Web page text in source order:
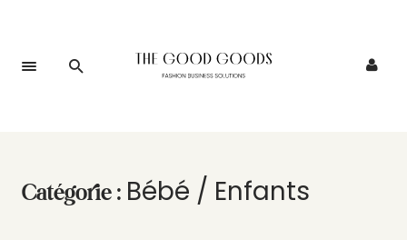
Catégorie : Bébé / Enfants